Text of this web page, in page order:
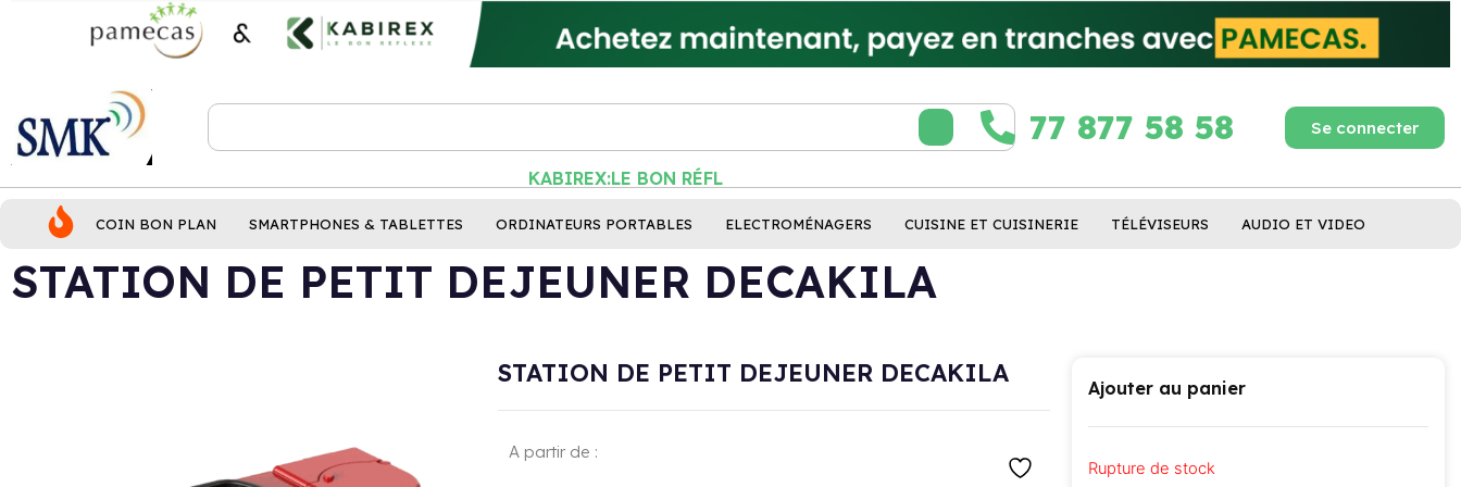
77 877 58 58 Se connecter
KABIREX:LE BON RÉFLEXE
COIN BON PLAN SMARTPHONES & TABLETTES ORDINATEURS PORTABLES ELECTROMÉNAGERS CUISINE ET CUISINERIE TÉLÉVISEURS AUDIO ET VIDEO
STATION DE PETIT DEJEUNER DECAKILA
STATION DE PETIT DEJEUNER DECAKILA
A partir de :
Ajouter au panier
Rupture de stock